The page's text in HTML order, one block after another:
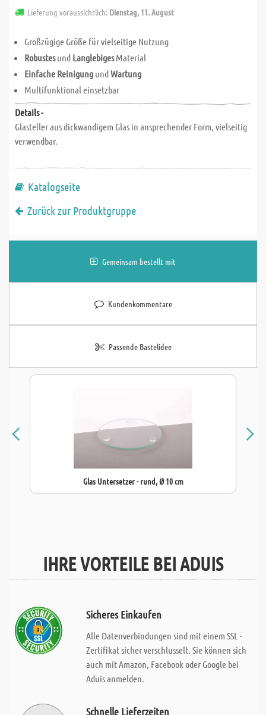
Lieferung voraussichtlich: Dienstag, 11. August
Großzügige Größe für vielseitige Nutzung
Robustesund LanglebigesMaterial
Einfache Reinigung undWartung
Multifunktional einsetzbar
Details -
Glasteller aus dickwandigem Glas in ansprechender Form, vielseitig
verwendbar.
Katalogseite
Zurück zur Produktgruppe
Gemeinsam bestellt mit
Kundenkommentare
Passende Bastelidee
Glas Untersetzer - rund, Ø 10 cm
IHRE VORTEILE BEI ADUIS
Sicheres Einkaufen
Alle Datenverbindungen sind mit einem SSL -
Zertifikat sicher verschlusselt. Sie können sich
auch mit Amazon, Facebook oder Google bei
Aduis anmelden.
Schnelle Lieferzeiten